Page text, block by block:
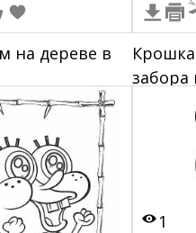
на дереве в
забора
1